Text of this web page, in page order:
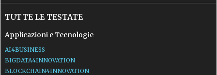
TUTTE LE TESTATE
Applicazioni e Tecnologie
AI4BUSINESS
BIGDATA4INNOVATION
BLOCKCHAIN4INNOVATION